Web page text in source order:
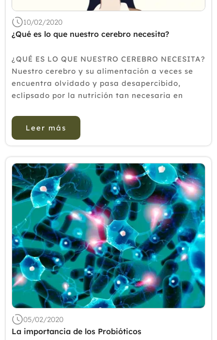
10/02/2020
¿Qué es lo que nuestro cerebro necesita?
¿QUÉ ES LO QUE NUESTRO CEREBRO NECESITA?
Nuestro cerebro y su alimentación a veces se
encuentra olvidado y pasa desapercibido,
eclipsado por la nutrición tan necesaria en
la dieta es imprescindible y tan importante
para ...
Leer más
05/02/2020
La importancia de los Probióticos